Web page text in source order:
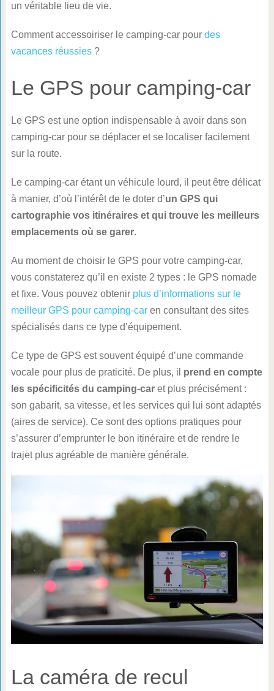
un véritable lieu de vie.
Comment accessoiriser le camping-car pour des
vacances réussies?
Le GPS pour camping-car
Le GPS est une option indispensable à avoir dans son
camping-car pour se déplacer et se localiser facilement
sur la route.
Le camping-car étant un véhicule lourd, il peut être délicat
à manier, d’où l’intérêt de le doter d’un GPS qui
cartographie vos itinéraires et qui trouve les meilleurs
emplacements où se garer.
Au moment de choisir le GPS pour votre camping-car,
vous constaterez qu’il en existe 2 types : le GPS nomade
et fixe. Vous pouvez obtenir plus d’informations sur le
meilleur GPS pour camping-caren consultant des sites
spécialisés dans ce type d’équipement.
Ce type de GPS est souvent équipé d’une commande
vocale pour plus de praticité. De plus, il prend en compte
les spécificités du camping-car et plus précisément :
son gabarit, sa vitesse, et les services qui lui sont adaptés
(aires de service). Ce sont des options pratiques pour
s’assurer d’emprunter le bon itinéraire et de rendre le
trajet plus agréable de manière générale.
La caméra de recul